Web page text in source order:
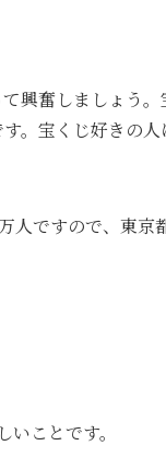
興奮しましょう。
。宝くじ好きの人
人ですので、東京
ことです。